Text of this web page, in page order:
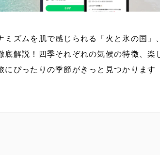
ズムを肌で感じられる「火と氷の国」
解説！四季それぞれの気候の特徴、楽
ぴったりの季節がきっと見つかります